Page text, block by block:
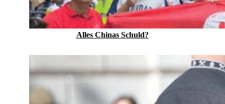
Alles Chinas Schuld?